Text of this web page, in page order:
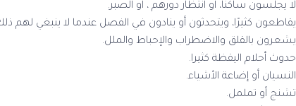
لا يجلسون ساكناً، أو انتظار دورهم ، أو الصبر.
يقاطعون كثيرًا، ويتحدثون أو ينادون في الفصل عندما لا ينبغي لهم
يشعرون بالقلق والاضطراب والإحباط والملل.
حدوث أحلام اليقظة كثيرا.
النسيان أو إضاعة الأشياء.
تشنج أو تململ.